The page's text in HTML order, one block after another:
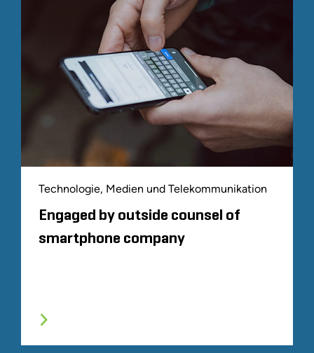
Technologie, Medien und Telekommunikation
Engaged by outside counsel of
smartphone company